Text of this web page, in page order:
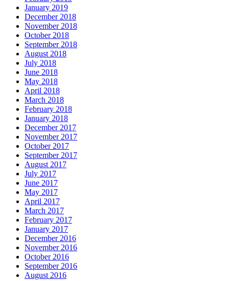
January 2019
December 2018
November 2018
October 2018
September 2018
August 2018
July 2018
June 2018
May 2018
April 2018
March 2018
February 2018
January 2018
December 2017
November 2017
October 2017
September 2017
August 2017
July 2017
June 2017
May 2017
April 2017
March 2017
February 2017
January 2017
December 2016
November 2016
October 2016
September 2016
August 2016